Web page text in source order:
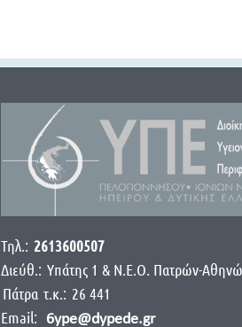
Τηλ.: 2613600507
Διεύθ.: Yπάτης 1 & Ν.Ε.Ο. Πατρών-
Πάτρα τ.κ.: 26 441
Email:
6ype@dypede.gr